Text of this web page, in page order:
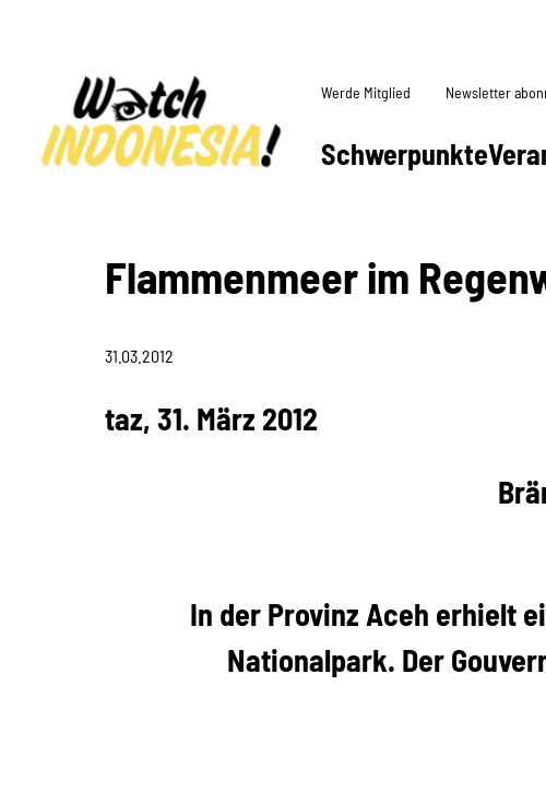
Schwerpunkte
Werde Mitglied Newsletter
Flammenmeer im
31.03.2012
taz, 31. März 2012
In der Provinz Aceh erhielt
Nationalpark. Der